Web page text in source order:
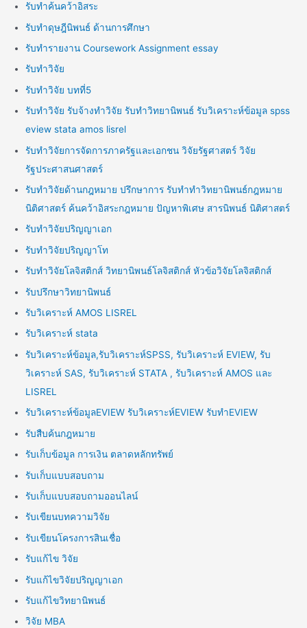
รับทำค้นคว้าอิสระ
รับทำดุษฎีนิพนธ์ ด้านการศึกษา
รับทำรายงาน Coursework Assignment essay
รับทำวิจัย
รับทำวิจัย บทที่5
รับทำวิจัย รับจ้างทำวิจัย รับทำวิทยานิพนธ์ รับวิเคราะห์ข้อมูล spss
eview stata amos lisrel
รับทำวิจัยการจัดการภาครัฐและเอกชน วิจัยรัฐศาสตร์ วิจัย
รัฐประศาสนศาสตร์
รับทำวิจัยด้านกฎหมาย ปรึกษาการ รับทำทำวิทยานิพนธ์กฎหมาย
นิติศาสตร์ ค้นคว้าอิสระกฎหมาย ปัญหาพิเศษ สารนิพนธ์ นิติศาสตร์
รับทำวิจัยปริญญาเอก
รับทำวิจัยปริญญาโท
รับทำวิจัยโลจิสติกส์ วิทยานิพนธ์โลจิสติกส์ หัวข้อวิจัยโลจิสติกส์
รับปรึกษาวิทยานิพนธ์
รับวิเคราะห์ AMOS LISREL
รับวิเคราะห์ stata
รับวิเคราะห์ข้อมูล,รับวิเคราะห์SPSS, รับวิเคราะห์ EVIEW, รับ
วิเคราะห์ SAS, รับวิเคราะห์ STATA , รับวิเคราะห์ AMOS และ
LISREL
รับวิเคราะห์ข้อมูลEVIEW รับวิเคราะห์EVIEW รับทำEVIEW
รับสืบค้นกฎหมาย
รับเก็บข้อมูล การเงิน ตลาดหลักทรัพย์
รับเก็บแบบสอบถาม
รับเก็บแบบสอบถามออนไลน์
รับเขียนบทความวิจัย
รับเขียนโครงการสินเชื่อ
รับแก้ไข วิจัย
รับแก้ไขวิจัยปริญญาเอก
รับแก้ไขวิทยานิพนธ์
วิจัย MBA